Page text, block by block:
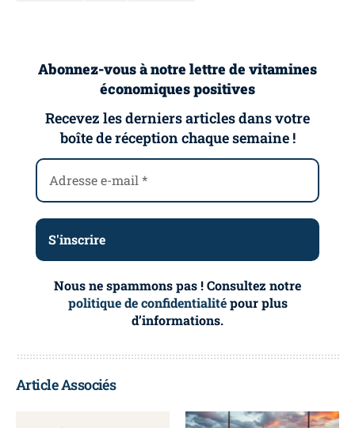
Abonnez-vous à notre lettre de vitamines
économiques positives
Recevez les derniers articles dans votre
boîte de réception chaque semaine !
Nous ne spammons pas ! Consultez notre
politique de confidentialitépour plus
d’informations.
Article Associés